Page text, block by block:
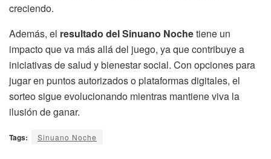
creciendo.
Además, el resultado del Sinuano Nochetiene un
impacto que va más allá del juego, ya que contribuye a
iniciativas de salud y bienestar social. Con opciones para
jugar en puntos autorizados o plataformas digitales, el
sorteo sigue evolucionando mientras mantiene viva la
ilusión de ganar.
Tags: Sinuano Noche